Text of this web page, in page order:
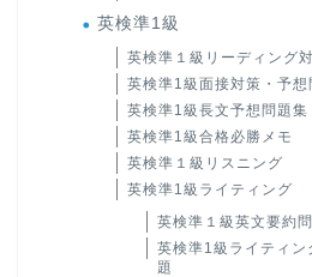
英検準1級
英検準１級リーディング
英検準1級面接対策・予想
英検準1級長文予想問題集
英検準1級合格必勝メモ
英検準１級リスニング
英検準1級ライティング
英検準１級英文要約
英検準1級ライティン
題